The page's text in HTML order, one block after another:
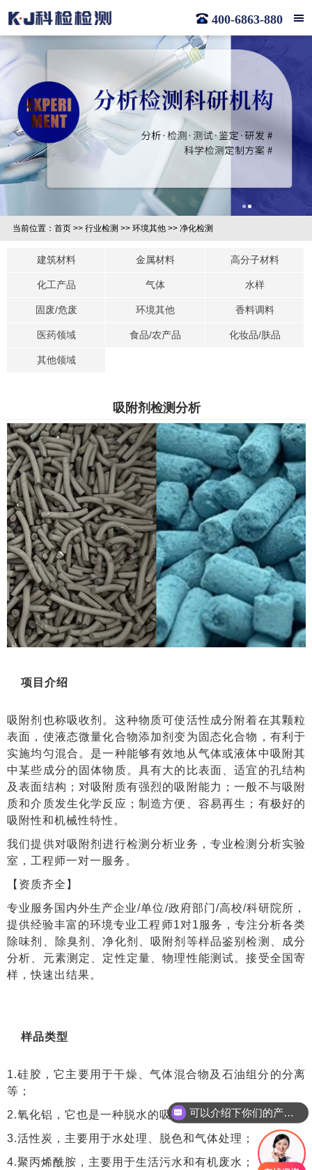
400-6863-880
当前位置： 首页>> 行业检测 >> 环境其他>> 净化检测
建筑材料 金属材料 高分子材料
化工产品 气体 水样
固废/危废 环境其他 香料调料
医药领域 食品/农产品 化妆品/肤品
其他领域
吸附剂检测分析
项目介绍
吸附剂也称吸收剂。这种物质可使活性成分附着在其颗粒
表面，使液态微量化合物添加剂变为固态化合物，有利于
实施均匀混合。是一种能够有效地从气体或液体中吸附其
中某些成分的固体物质。具有大的比表面、适宜的孔结构
及表面结构；对吸附质有强烈的吸附能力；一般不与吸附
质和介质发生化学反应；制造方便、容易再生；有极好的
吸附性和机械性特性。
我们提供对吸附剂进行检测分析业务，专业检测分析实验
室，工程师一对一服务。
【资质齐全】
专业服务国内外生产企业/单位/政府部门/高校/科研院所，
提供经验丰富的环境专业工程师1对1服务，专注分析各类
除味剂、除臭剂、净化剂、吸附剂等样品鉴别检测、成分
分析、元素测定、定性定量、物理性能测试。接受全国寄
样，快速出结果。
样品类型
1.硅胶，它主要用于干燥、气体混合物及石油组分的分离
等；
2.氧化铝，它也是一种脱水的吸附剂；
3.活性炭，主要用于水处理、脱色和气体处理；
4.聚丙烯酰胺，主要用于生活污水和有机废水；
可以介绍下你们的产品么